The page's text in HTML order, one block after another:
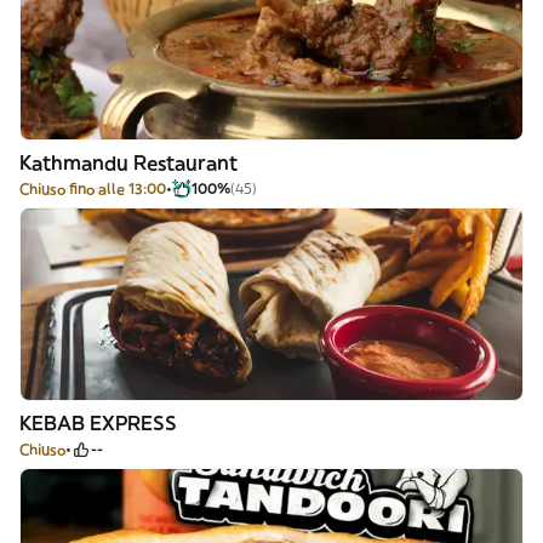
Kathmandu Restaurant
Chiuso fino alle 13:00 100%(45)
KEBAB EXPRESS
Chiuso --